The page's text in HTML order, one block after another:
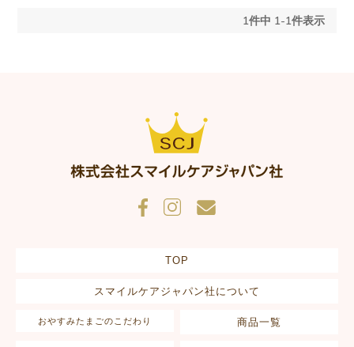
1件中 1-1件表示
TOP
スマイルケアジャパン社について
おやすみたまごのこだわり 商品一覧